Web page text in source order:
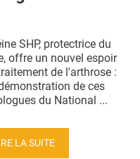
SHP, protectrice du
offre un nouvel espoir
de l'arthrose :
de ces
du National ...
LA SUITE